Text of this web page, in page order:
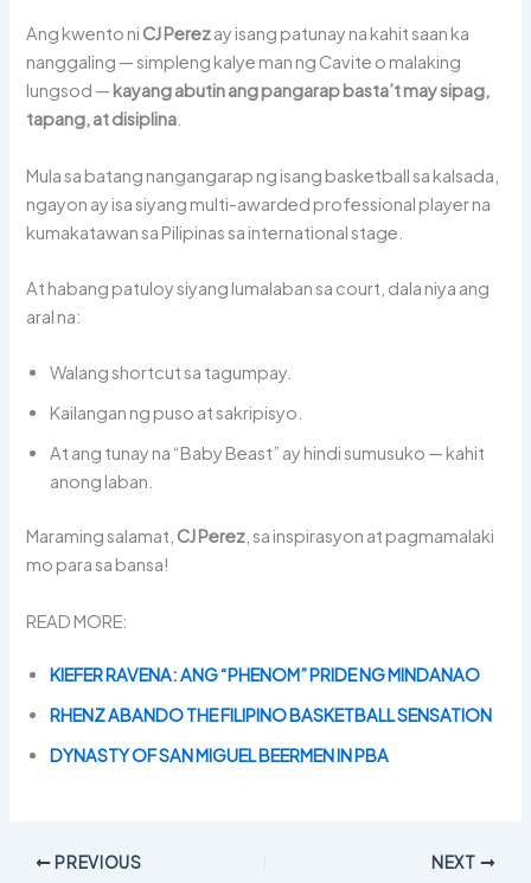
Ang kwento ni CJ Perezay isang patunay na kahit saan ka
nanggaling — simpleng kalye man ng Cavite o malaking
lungsod — kayang abutin ang pangarap basta’t may sipag,
tapang, at disiplina
Mula sa batang nangangarap ng isang basketball sa kalsada,
ngayon ay isa siyang multi-awarded professional player na
kumakatawan sa Pilipinas sa international stage.
At habang patuloy siyang lumalaban sa court, dala niya ang
aral na:
Walang shortcut sa tagumpay.
Kailangan ng puso at sakripisyo.
At ang tunay na “Baby Beast” ay hindi sumusuko — kahit
anong laban.
Maraming salamat, CJ Perez , sa inspirasyon at pagmamalaki
mo para sa bansa!
READ MORE:
KIEFER RAVENA: ANG “PHENOM” PRIDE NG MINDANAO
RHENZ ABANDO THE FILIPINO BASKETBALL SENSATION
DYNASTY OF SAN MIGUEL BEERMEN IN PBA
PREVIOUS NEXT